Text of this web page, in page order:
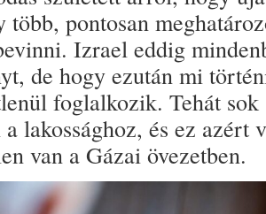
több, pontosan
Izrael eddig
de hogy ezután mi
foglalkozik. Tehát
lakossághoz, és ez azért
van a Gázai övezetben.